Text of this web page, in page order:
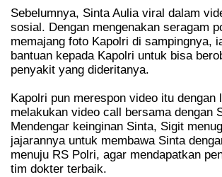
Sebelumnya, Sinta Aulia viral dalam
sosial. Dengan mengenakan seragam
memajang foto Kapolri di sampingnya,
bantuan kepada Kapolri untuk bisa
penyakit yang dideritanya.
Kapolri pun merespon video itu dengan
melakukan video call bersama dengan
Mendengar keinginan Sinta, Sigit
jajarannya untuk membawa Sinta
menuju RS Polri, agar mendapatkan
tim dokter terbaik.